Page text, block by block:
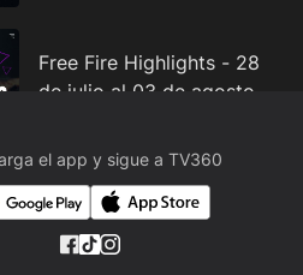
Free Fire Highlights - 28
de julio al 03 de agosto
Free Fire Highlights - 07 al
13 de julio
el app y sigue a TV360